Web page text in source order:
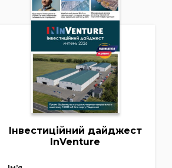
Інвестиційний дайджест
InVenture